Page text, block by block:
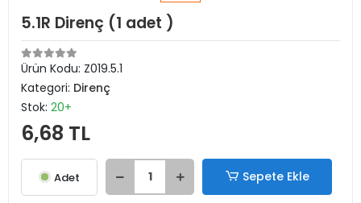
5.1R Direnç (1 adet )
Ürün Kodu: Z019.5.1
Kategori: Direnç
Stok: 20+
6,68 TL
Adet Sepete Ekle